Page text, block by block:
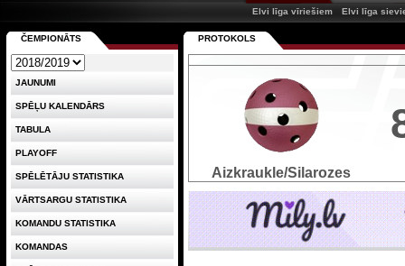
Elvi līga vīriešiem
Elvi līga
PROTOKOLS
Aizkraukle/Silarozes
ČEMPIONĀTS
JAUNUMI
SPĒĻU KALENDĀRS
TABULA
PLAYOFF
SPĒLĒTĀJU STATISTIKA
VĀRTSARGU STATISTIKA
KOMANDU STATISTIKA
KOMANDAS